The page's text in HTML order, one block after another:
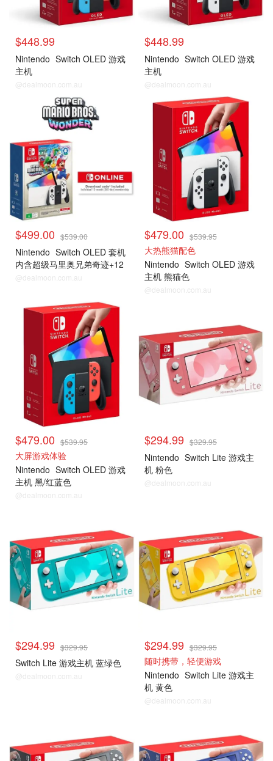
$448.99
Nintendo Switch OLED 游戏
主机
@dealmoon.com.au
$448.99
Nintendo Switch OLED 游戏
主机
@dealmoon.com.au
Switch 游戏主机
$499.00 $539.00
Nintendo Switch OLED 套机
内含超级马里奥兄弟奇迹+12
个月会员
@dealmoon.com.au
Switch 游戏主机
$479.00 $539.95
大热熊猫配色
Nintendo Switch OLED 游戏
主机 熊猫色
@dealmoon.com.au
Switch 游戏主机
$479.00 $539.95
大屏游戏体验
Nintendo Switch OLED 游戏
主机 黑/红蓝色
@dealmoon.com.au
$294.99 $329.95
Nintendo Switch Lite 游戏主
机 粉色
@dealmoon.com.au
$294.99 $329.95
Switch Lite 游戏主机 蓝绿色
@dealmoon.com.au
$294.99 $329.95
随时携带，轻便游戏
Nintendo Switch Lite 游戏主
机 黄色
@dealmoon.com.au